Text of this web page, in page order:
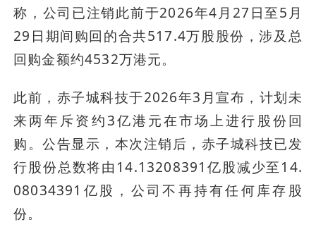
称，公司已注销此前于2026年4月27日至5月
29日期间购回的合共517.4万股股份，涉及总
回购金额约4532万港元。
此前，赤子城科技于2026年3月宣布，计划未
来两年斥资约3亿港元在市场上进行股份回
购。公告显示，本次注销后，赤子城科技已发
行股份总数将由14.13208391亿股减少至14.
08034391亿股，公司不再持有任何库存股
份。